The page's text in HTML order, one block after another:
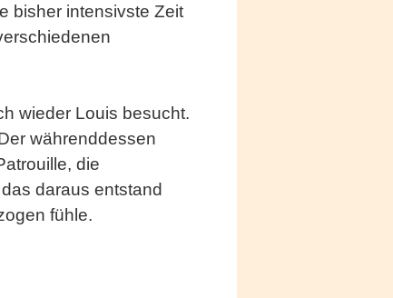
bisher intensivste Zeit
wieder Louis besucht.
währenddessen
die
daraus entstand
fühle.